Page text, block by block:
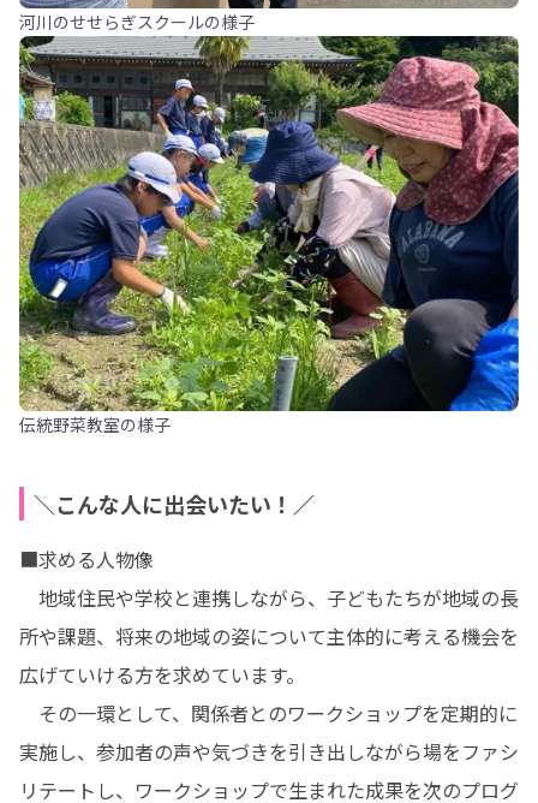
河川のせせらぎスクールの様子
伝統野菜教室の様子
＼こんな人に出会いたい！／
■求める人物像
地域住民や学校と連携しながら、子どもたちが地域の長
所や課題、将来の地域の姿について主体的に考える機会を
広げていける方を求めています。
その一環として、関係者とのワークショップを定期的に
実施し、参加者の声や気づきを引き出しながら場をファシ
リテートし、ワークショップで生まれた成果を次のプログ